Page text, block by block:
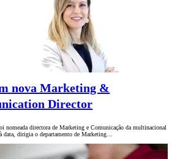
nova Marketing &
Director
nomeada directora de Marketing e Comunicação da multinacional
data, dirigia o departamento de Marketing…